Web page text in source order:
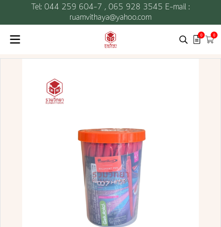
Tel: 044 259 604-7 , 065 928 3545 E-mail :
ruamvithaya@yahoo.com
0 0